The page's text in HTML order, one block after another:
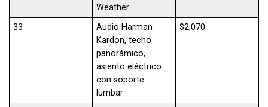
Weather
33
Audio Harman
Kardon, techo
panorámico,
asiento eléctrico
con soporte
lumbar
$2,070